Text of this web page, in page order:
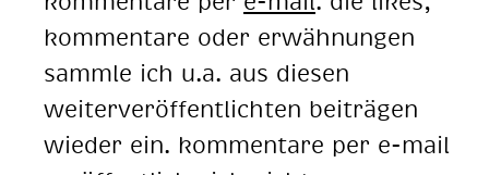
kommentare oder erwähnungen
sammle ich u.a. aus diesen
weiterveröffentlichten beiträgen
wieder ein. kommentare per e-mail